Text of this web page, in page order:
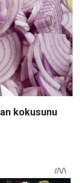
kokusunu